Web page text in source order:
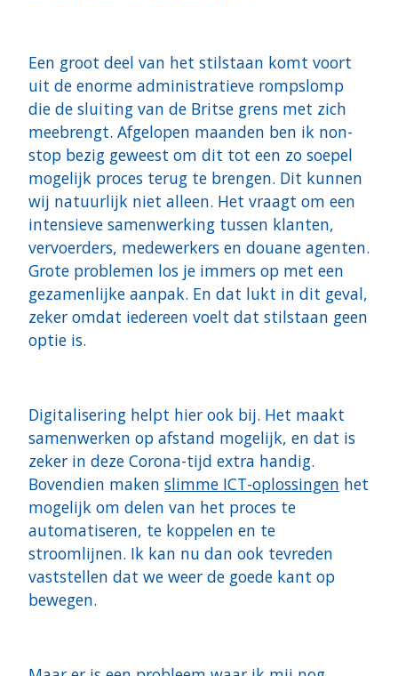
Een groot deel van het stilstaan komt voort
uit de enorme administratieve rompslomp
die de sluiting van de Britse grens met zich
meebrengt. Afgelopen maanden ben ik non-
stop bezig geweest om dit tot een zo soepel
mogelijk proces terug te brengen. Dit kunnen
wij natuurlijk niet alleen. Het vraagt om een
intensieve samenwerking tussen klanten,
vervoerders, medewerkers en douane agenten.
Grote problemen los je immers op met een
gezamenlijke aanpak. En dat lukt in dit geval,
zeker omdat iedereen voelt dat stilstaan geen
optie is.
Digitalisering helpt hier ook bij. Het maakt
samenwerken op afstand mogelijk, en dat is
zeker in deze Corona-tijd extra handig.
Bovendien maken slimme ICT-oplossingen het
mogelijk om delen van het proces te
automatiseren, te koppelen en te
stroomlijnen. Ik kan nu dan ook tevreden
vaststellen dat we weer de goede kant op
bewegen.